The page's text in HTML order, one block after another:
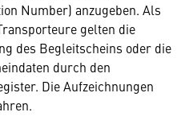
Number) anzugeben. Als
gelten die
des Begleitscheins oder die
durch den
Die Aufzeichnungen